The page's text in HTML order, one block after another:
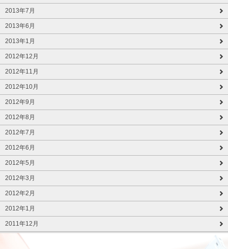
2013年7月
2013年6月
2013年1月
2012年12月
2012年11月
2012年10月
2012年9月
2012年8月
2012年7月
2012年6月
2012年5月
2012年3月
2012年2月
2012年1月
2011年12月